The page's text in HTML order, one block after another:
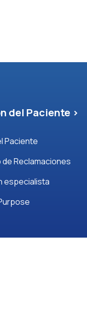
del Paciente >
Paciente
Reclamaciones
especialista